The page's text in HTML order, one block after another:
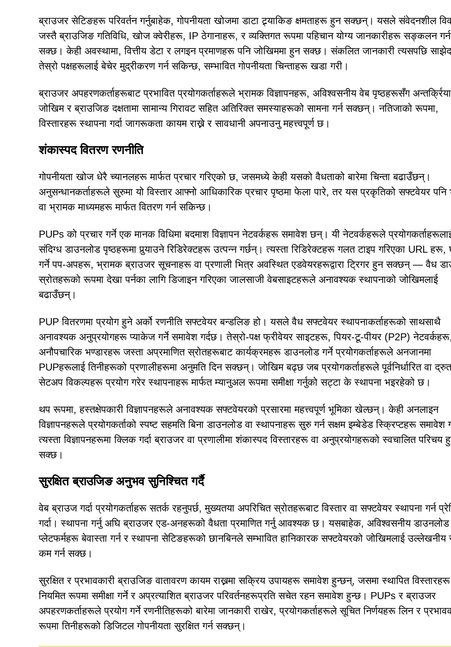
ब्राउजर सेटिङहरू परिवर्तन गर्नुबाहेक, गोपनीयता खोजमा डाटा ट्र्याकिङ क्षमताहरू हुन सक्छन्। यसले संवेदनशील
जस्तै ब्राउजिङ गतिविधि, खोज क्वेरीहरू, IP ठेगानाहरू, र व्यक्तिगत रूपमा पहिचान योग्य जानकारीहरू सङ्कलन गर्न
सक्छ। केही अवस्थामा, वित्तीय डेटा र लगइन प्रमाणहरू पनि जोखिममा हुन सक्छ। संकलित जानकारी त्यसपछि
तेस्रो पक्षहरूलाई बेचेर मुद्रीकरण गर्न सकिन्छ, सम्भावित गोपनीयता चिन्ताहरू खडा गरी।
ब्राउजर अपहरणकर्ताहरूबाट प्रभावित प्रयोगकर्ताहरूले भ्रामक विज्ञापनहरू, अविश्वसनीय वेब पृष्ठहरूसँग अन्तर्क्रिया
जोखिम र ब्राउजिङ दक्षतामा सामान्य गिरावट सहित अतिरिक्त समस्याहरूको सामना गर्न सक्छन्। नतिजाको रूपमा,
विस्तारहरू स्थापना गर्दा जागरूकता कायम राख्ने र सावधानी अपनाउनु महत्त्वपूर्ण छ।
शंकास्पद वितरण रणनीति
गोपनीयता खोज धेरै च्यानलहरू मार्फत प्रचार गरिएको छ, जसमध्ये केही यसको वैधताको बारेमा चिन्ता बढाउँछन्।
अनुसन्धानकर्ताहरूले सुरुमा यो विस्तार आफ्नो आधिकारिक प्रचार पृष्ठमा फेला पारे, तर यस प्रकृतिको सफ्टवेयर पनि
वा भ्रामक माध्यमहरू मार्फत वितरण गर्न सकिन्छ।
PUPs को प्रचार गर्ने एक मानक विधिमा बदमाश विज्ञापन नेटवर्कहरू समावेश छन्। यी नेटवर्कहरूले
संदिग्ध डाउनलोड पृष्ठहरूमा पुर्‍याउने रिडिरेक्टहरू उत्पन्न गर्छन्। त्यस्ता रिडिरेक्टहरू गलत टाइप गरिएका URL
गर्ने पप-अपहरू, भ्रामक ब्राउजर सूचनाहरू वा प्रणाली भित्र अवस्थित एडवेयरहरूद्वारा ट्रिगर हुन सक्छन् — वैध
स्रोतहरूको रूपमा देखा पर्नका लागि डिजाइन गरिएका जालसाजी वेबसाइटहरूले अनावश्यक स्थापनाको जोखिमलाई
बढाउँछन्।
PUP वितरणमा प्रयोग हुने अर्को रणनीति सफ्टवेयर बन्डलिङ हो। यसले वैध सफ्टवेयर स्थापनाकर्ताहरूको साथसाथै
अनावश्यक अनुप्रयोगहरू प्याकेज गर्ने समावेश गर्दछ। तेस्रो-पक्ष फ्रीवेयर साइटहरू, पियर-टू-पीयर (P2P)
अनौपचारिक भण्डारहरू जस्ता अप्रमाणित स्रोतहरूबाट कार्यक्रमहरू डाउनलोड गर्ने प्रयोगकर्ताहरूले अनजानमा
PUPहरूलाई तिनीहरूको प्रणालीहरूमा अनुमति दिन सक्छन्। जोखिम बढ्छ जब प्रयोगकर्ताहरूले पूर्वनिर्धारित वा द्रुत
सेटअप विकल्पहरू प्रयोग गरेर स्थापनाहरू मार्फत म्यानुअल रूपमा समीक्षा गर्नुको सट्टा के स्थापना भइरहेको छ।
थप रूपमा, हस्तक्षेपकारी विज्ञापनहरूले अनावश्यक सफ्टवेयरको प्रसारमा महत्त्वपूर्ण भूमिका खेल्छन्। केही अनलाइन
विज्ञापनहरूले प्रयोगकर्ताको स्पष्ट सहमति बिना डाउनलोड वा स्थापनाहरू सुरु गर्न सक्षम इम्बेडेड स्क्रिप्टहरू समावेश
त्यस्ता विज्ञापनहरूमा क्लिक गर्दा ब्राउजर वा प्रणालीमा शंकास्पद विस्तारहरू वा अनुप्रयोगहरूको स्वचालित परिचय
सक्छ।
सुरक्षित ब्राउजिङ अनुभव सुनिश्चित गर्दै
वेब ब्राउज गर्दा प्रयोगकर्ताहरू सतर्क रहनुपर्छ, मुख्यतया अपरिचित स्रोतहरूबाट विस्तार वा सफ्टवेयर स्थापना गर्न
गर्दा। स्थापना गर्नु अघि ब्राउजर एड-अनहरूको वैधता प्रमाणित गर्नु आवश्यक छ। यसबाहेक, अविश्वसनीय डाउनलोड
प्लेटफर्महरू बेवास्ता गर्न र स्थापना सेटिङहरूको छानबिनले सम्भावित हानिकारक सफ्टवेयरको जोखिमलाई उल्लेखनीय
कम गर्न सक्छ।
सुरक्षित र प्रभावकारी ब्राउजिङ वातावरण कायम राख्नमा सक्रिय उपायहरू समावेश हुन्छन्, जसमा स्थापित विस्तारहरू
नियमित रूपमा समीक्षा गर्ने र अप्रत्याशित ब्राउजर परिवर्तनहरूप्रति सचेत रहन समावेश हुन्छ। PUPs र ब्राउजर
अपहरणकर्ताहरूले प्रयोग गर्ने रणनीतिहरूको बारेमा जानकारी राखेर, प्रयोगकर्ताहरूले सूचित निर्णयहरू लिन र
रूपमा तिनीहरूको डिजिटल गोपनीयता सुरक्षित गर्न सक्छन्।